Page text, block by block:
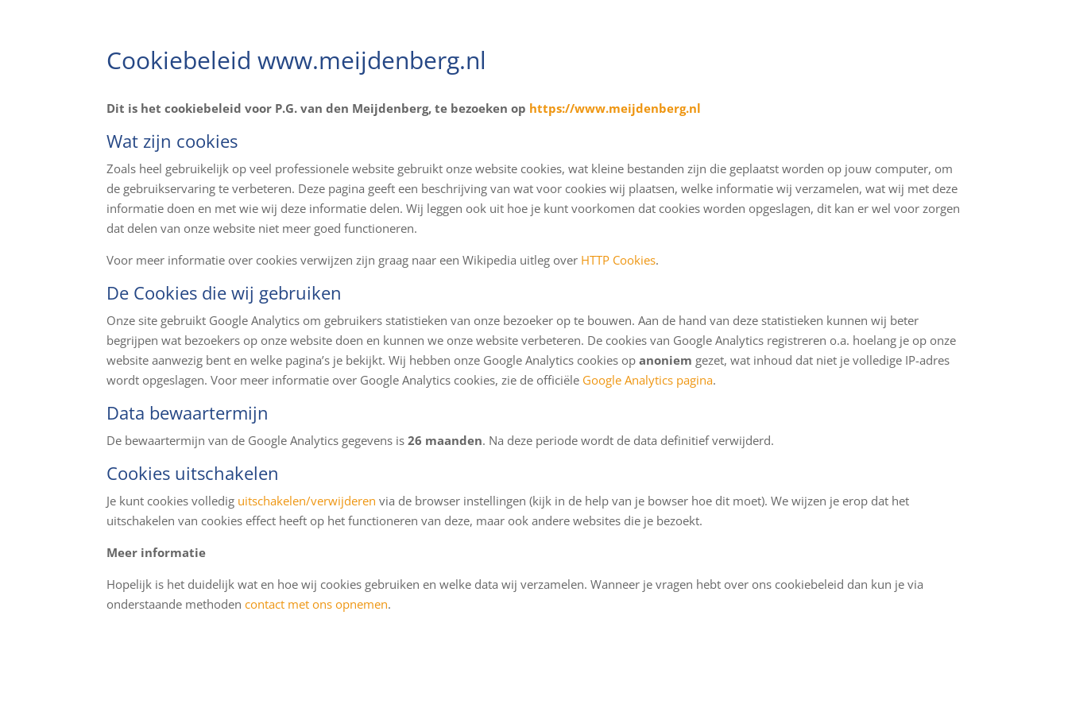
Cookiebeleid www.meijdenberg.nl
Dit is het cookiebeleid voor P.G. van den Meijdenberg, te bezoeken op https://www.meijdenberg.nl
Wat zijn cookies
Zoals heel gebruikelijk op veel professionele website gebruikt onze website cookies, wat kleine bestanden zijn die geplaatst worden op jouw computer, om
de gebruikservaring te verbeteren. Deze pagina geeft een beschrijving van wat voor cookies wij plaatsen, welke informatie wij verzamelen, wat wij met deze
informatie doen en met wie wij deze informatie delen. Wij leggen ook uit hoe je kunt voorkomen dat cookies worden opgeslagen, dit kan er wel voor zorgen
dat delen van onze website niet meer goed functioneren.
Voor meer informatie over cookies verwijzen zijn graag naar een Wikipedia uitleg over HTTP Cookies.
De Cookies die wij gebruiken
Onze site gebruikt Google Analytics om gebruikers statistieken van onze bezoeker op te bouwen. Aan de hand van deze statistieken kunnen wij beter
begrijpen wat bezoekers op onze website doen en kunnen we onze website verbeteren. De cookies van Google Analytics registreren o.a. hoelang je op onze
website aanwezig bent en welke pagina’s je bekijkt. Wij hebben onze Google Analytics cookies opanoniem gezet, wat inhoud dat niet je volledige IP-adres
wordt opgeslagen. Voor meer informatie over Google Analytics cookies, zie de officiële Google Analytics pagina.
Data bewaartermijn
De bewaartermijn van de Google Analytics gegevens is26 maanden. Na deze periode wordt de data definitief verwijderd.
Cookies uitschakelen
Je kunt cookies volledig uitschakelen/verwijderen via de browser instellingen (kijk in de help van je bowser hoe dit moet). We wijzen je erop dat het
uitschakelen van cookies effect heeft op het functioneren van deze, maar ook andere websites die je bezoekt.
Meer informatie
Hopelijk is het duidelijk wat en hoe wij cookies gebruiken en welke data wij verzamelen. Wanneer je vragen hebt over ons cookiebeleid dan kun je via
onderstaande methodencontact met ons opnemen.